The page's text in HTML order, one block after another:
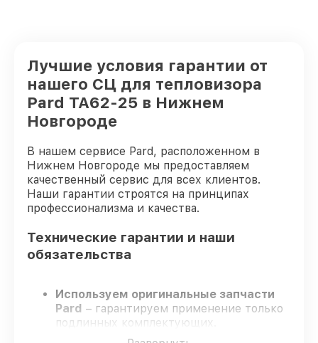
Лучшие условия гарантии от
нашего СЦ для тепловизора
Pard TA62-25 в Нижнем
Новгороде
В нашем сервисе Pard, расположенном в
Нижнем Новгороде мы предоставляем
качественный сервис для всех клиентов.
Наши гарантии строятся на принципах
профессионализма и качества.
Технические гарантии и наши
обязательства
Используем оригинальные запчасти
Pard – гарантируем применение только
подлинных комплектующих.
Сертифицированные специалисты